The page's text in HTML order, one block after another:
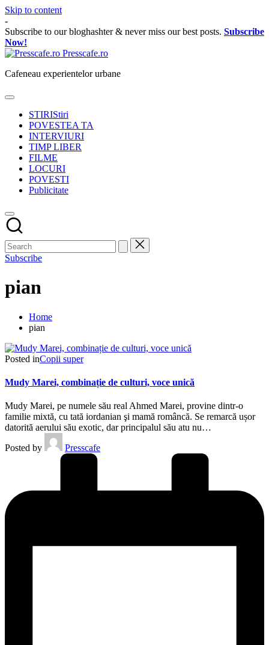
Skip to content
-
Subscribe to our bloghashter & never miss our best posts. Subscribe
Now!
Presscafe.ro
Cafeneau experientelor urbane
STIRIStiri
POVESTEA TA
INTERVIURI
TIMP LIBER
FILME
LOCURI
POVESTI
Publicitate
Subscribe
pian
Home
pian
Posted inCopii super
Mudy Marei, combinație de culturi, voce unică
Mudy Marei, pe numele său real Ahmed Marei, provine dintr-o
familie mixtă, cu tată iordanian şi mamă româncă. Se remarcă ușor
datorită aerului său exotic, dar principalul său atu nu…
Posted by
Presscafe